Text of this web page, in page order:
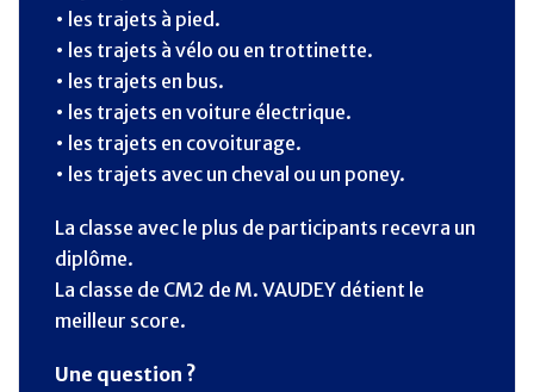
• les trajets à pied.
• les trajets à vélo ou en trottinette.
• les trajets en bus.
• les trajets en voiture électrique.
• les trajets en covoiturage.
• les trajets avec un cheval ou un poney.
La classe avec le plus de participants recevra un
diplôme.
La classe de CM2 de M. VAUDEY détient le
meilleur score.
Une question ?